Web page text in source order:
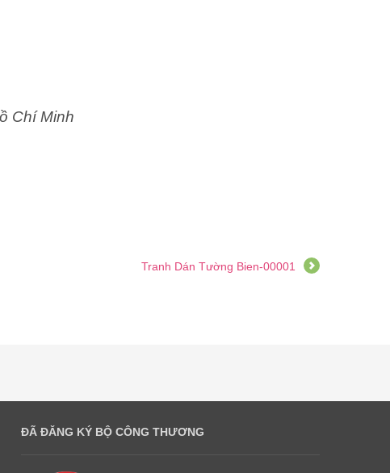
Chí Minh
Tranh Dán Tường Bien-00001
ĐÃ ĐĂNG KÝ BỘ CÔNG THƯƠNG